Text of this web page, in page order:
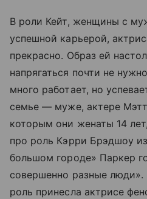
В роли Кейт, женщины с
успешной карьерой,
прекрасно. Образ ей
напрягаться почти не
много работает, но
семье — муже, актере
которым они женаты 14
про роль Кэрри Брэдшоу
большом городе» Паркер
совершенно разные
роль принесла актрисе